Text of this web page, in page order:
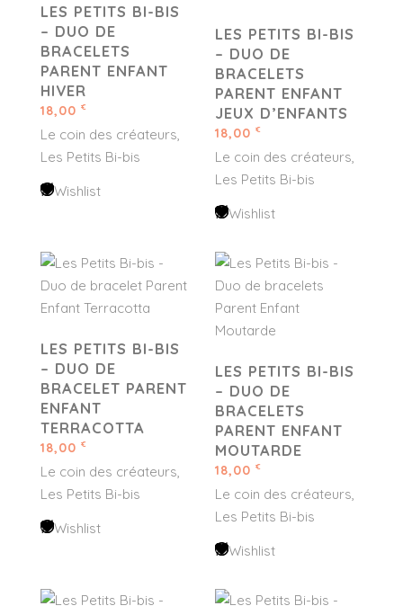
LES PETITS BI-BIS
– DUO DE
BRACELETS
PARENT ENFANT
HIVER
18,00 €
Le coin des créateurs
Les Petits Bi-bis
Wishlist
LES PETITS BI-BIS
– DUO DE
BRACELETS
PARENT ENFANT
JEUX D’ENFANTS
18,00 €
Le coin des créateurs
Les Petits Bi-bis
Wishlist
LES PETITS BI-BIS
– DUO DE
BRACELET PARENT
ENFANT
TERRACOTTA
18,00 €
Le coin des créateurs
Les Petits Bi-bis
Wishlist
LES PETITS BI-BIS
– DUO DE
BRACELETS
PARENT ENFANT
MOUTARDE
18,00 €
Le coin des créateurs
Les Petits Bi-bis
Wishlist